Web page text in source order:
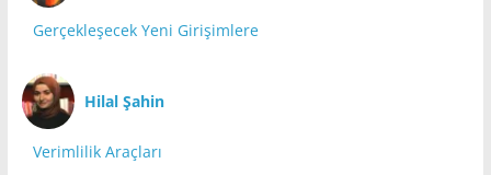
Gerçekleşecek Yeni Girişimlere
Hilal Şahin
Verimlilik Araçları